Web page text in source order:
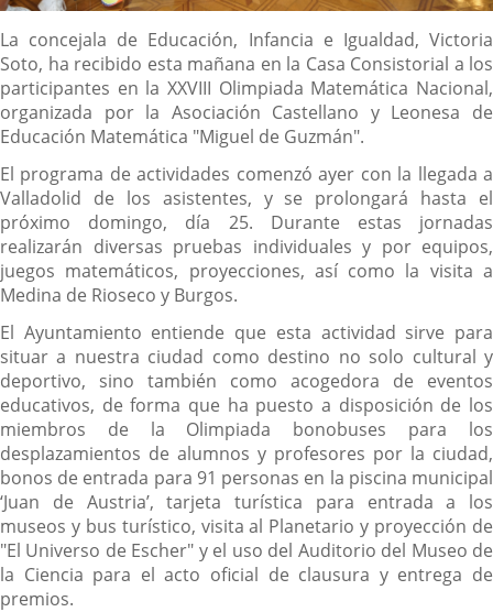
Descripción
La concejala de Educación, Infancia e Igualdad, Victoria
Soto, ha recibido esta mañana en la Casa Consistorial a los
participantes en la XXVIII Olimpiada Matemática Nacional,
organizada por la Asociación Castellano y Leonesa de
Educación Matemática "Miguel de Guzmán".
El programa de actividades comenzó ayer con la llegada a
Valladolid de los asistentes, y se prolongará hasta el
próximo domingo, día 25. Durante estas jornadas
realizarán diversas pruebas individuales y por equipos,
juegos matemáticos, proyecciones, así como la visita a
Medina de Rioseco y Burgos.
El Ayuntamiento entiende que esta actividad sirve para
situar a nuestra ciudad como destino no solo cultural y
deportivo, sino también como acogedora de eventos
educativos, de forma que ha puesto a disposición de los
miembros de la Olimpiada bonobuses para los
desplazamientos de alumnos y profesores por la ciudad,
bonos de entrada para 91 personas en la piscina municipal
‘Juan de Austria’, tarjeta turística para entrada a los
museos y bus turístico, visita al Planetario y proyección de
"El Universo de Escher" y el uso del Auditorio del Museo de
la Ciencia para el acto oficial de clausura y entrega de
premios.